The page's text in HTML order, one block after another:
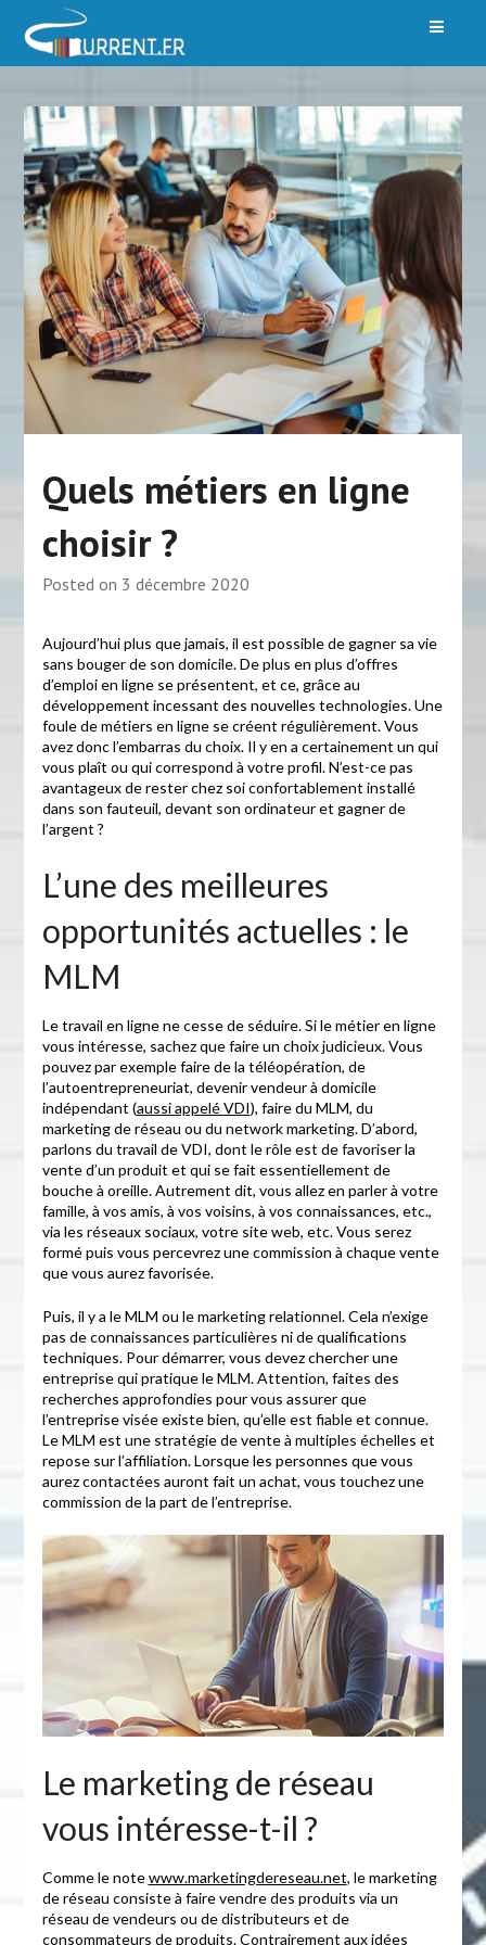
Quels métiers en ligne
choisir ?
Posted on 3 décembre 2020
Aujourd’hui plus que jamais, il est possible de gagner sa vie
sans bouger de son domicile. De plus en plus d’offres
d’emploi en ligne se présentent, et ce, grâce au
développement incessant des nouvelles technologies. Une
foule de métiers en ligne se créent régulièrement. Vous
avez donc l’embarras du choix. Il y en a certainement un qui
vous plaît ou qui correspond à votre profil. N’est-ce pas
avantageux de rester chez soi confortablement installé
dans son fauteuil, devant son ordinateur et gagner de
l’argent ?
L’une des meilleures
opportunités actuelles : le
MLM
Le travail en ligne ne cesse de séduire. Si le métier en ligne
vous intéresse, sachez que faire un choix judicieux. Vous
pouvez par exemple faire de la téléopération, de
l’autoentrepreneuriat, devenir vendeur à domicile
indépendant (aussi appelé VDI), faire du MLM, du
marketing de réseau ou du network marketing. D’abord,
parlons du travail de VDI, dont le rôle est de favoriser la
vente d’un produit et qui se fait essentiellement de
bouche à oreille. Autrement dit, vous allez en parler à votre
famille, à vos amis, à vos voisins, à vos connaissances, etc.,
via les réseaux sociaux, votre site web, etc. Vous serez
formé puis vous percevrez une commission à chaque vente
que vous aurez favorisée.
Puis, il y a le MLM ou le marketing relationnel. Cela n’exige
pas de connaissances particulières ni de qualifications
techniques. Pour démarrer, vous devez chercher une
entreprise qui pratique le MLM. Attention, faites des
recherches approfondies pour vous assurer que
l’entreprise visée existe bien, qu’elle est fiable et connue.
Le MLM est une stratégie de vente à multiples échelles et
repose sur l’affiliation. Lorsque les personnes que vous
aurez contactées auront fait un achat, vous touchez une
commission de la part de l’entreprise.
Le marketing de réseau
vous intéresse-t-il ?
Comme le notewww.marketingdereseau.net, le marketing
de réseau consiste à faire vendre des produits via un
réseau de vendeurs ou de distributeurs et de
consommateurs de produits. Contrairement aux idées